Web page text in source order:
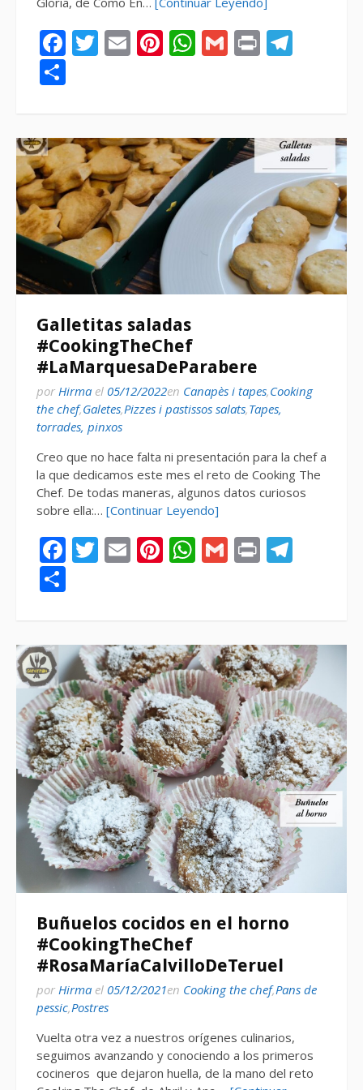
Facebook
Twitter
EmailPinterest
WhatsApp
Gmail
Print
Galletitas saladas
#CookingTheChef
#LaMarquesaDeParabere
por Hirma el 05/12/2022en Canapès i tapes,Cooking
the chef,Galetes,Pizzes i pastissos salats,Tapes,
torrades, pinxos
Creo que no hace falta ni presentación para la chef a
la que dedicamos este mes el reto de Cooking The
Chef. De todas maneras, algunos datos curiosos
sobre ella:… [Continuar Leyendo]
Facebook
Twitter
EmailPinterest
WhatsApp
Gmail
Print
Buñuelos cocidos en el horno
#CookingTheChef
#RosaMaríaCalvilloDeTeruel
por Hirma el 05/12/2021en Cooking the chef,Pans de
pessic,Postres
Vuelta otra vez a nuestros orígenes culinarios,
seguimos avanzando y conociendo a los primeros
cocineros que dejaron huella, de la mano del reto